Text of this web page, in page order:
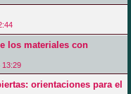
los materiales con
13:29
orientaciones para el